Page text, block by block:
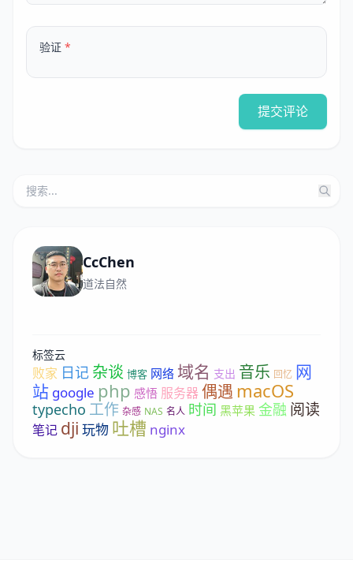
验证 *
提交评论
CcChen
道法自然
标签云
败家 日记 杂谈 博客 网络 域名 支出 音乐 回忆 网
站 google php 感悟 服务器 偶遇 macOS
typecho 工作 杂感 NAS 名人 时间 黑苹果 金融 阅读
笔记 dji 玩物 吐槽 nginx